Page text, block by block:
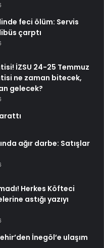
feci ölüm: Servis
çarptı
İZSU 24-25 Temmuz
ne zaman bitecek,
gelecek?
ağır darbe: Satışlar
Herkes Köfteci
astığı yazıyı
İnegöl’e ulaşım